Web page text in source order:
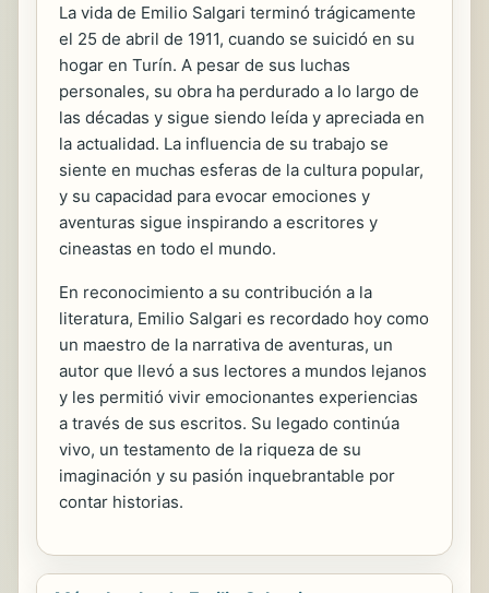
La vida de Emilio Salgari terminó trágicamente
el 25 de abril de 1911, cuando se suicidó en su
hogar en Turín. A pesar de sus luchas
personales, su obra ha perdurado a lo largo de
las décadas y sigue siendo leída y apreciada en
la actualidad. La influencia de su trabajo se
siente en muchas esferas de la cultura popular,
y su capacidad para evocar emociones y
aventuras sigue inspirando a escritores y
cineastas en todo el mundo.
En reconocimiento a su contribución a la
literatura, Emilio Salgari es recordado hoy como
un maestro de la narrativa de aventuras, un
autor que llevó a sus lectores a mundos lejanos
y les permitió vivir emocionantes experiencias
a través de sus escritos. Su legado continúa
vivo, un testamento de la riqueza de su
imaginación y su pasión inquebrantable por
contar historias.